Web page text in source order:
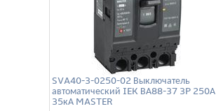
SVA40-3-0250-02 Выключатель
автоматический IEK ВА88-37 3P 250А
35кА MASTER